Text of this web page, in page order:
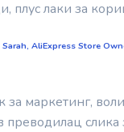
плус лаки за
AliExpress Store
за маркетинг,
слика